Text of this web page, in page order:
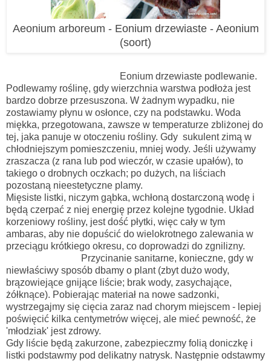
Aeonium arboreum - Eonium drzewiaste - Aeonium
(soort)
Eonium drzewiaste podlewanie.
Podlewamy roślinę, gdy wierzchnia warstwa podłoża jest
bardzo dobrze przesuszona. W żadnym wypadku, nie
zostawiamy płynu w osłonce, czy na podstawku. Woda
miękka, przegotowana, zawsze w temperaturze zbliżonej do
tej, jaka panuje w otoczeniu rośliny. Gdy sukulent zimą w
chłodniejszym pomieszczeniu, mniej wody. Jeśli używamy
zraszacza (z rana lub pod wieczór, w czasie upałów), to
takiego o drobnych oczkach; po dużych, na liściach
pozostaną nieestetyczne plamy.
Mięsiste listki, niczym gąbka, wchłoną dostarczoną wodę i
będą czerpać z niej energię przez kolejne tygodnie. Układ
korzeniowy rośliny, jest dość płytki, więc cały w tym
ambaras, aby nie dopuścić do wielokrotnego zalewania w
przeciągu krótkiego okresu, co doprowadzi do zgnilizny.
Przycinanie sanitarne, konieczne, gdy w
niewłaściwy sposób dbamy o plant (zbyt dużo wody,
brązowiejące gnijące liście; brak wody, zasychające,
żółknące). Pobierając materiał na nowe sadzonki,
wystrzegajmy się cięcia zaraz nad chorym miejscem - lepiej
poświęcić kilka centymetrów więcej, ale mieć pewność, że
'młodziak' jest zdrowy.
Gdy liście będą zakurzone, zabezpieczmy folią doniczkę i
listki podstawmy pod delikatny natrysk. Następnie odstawmy